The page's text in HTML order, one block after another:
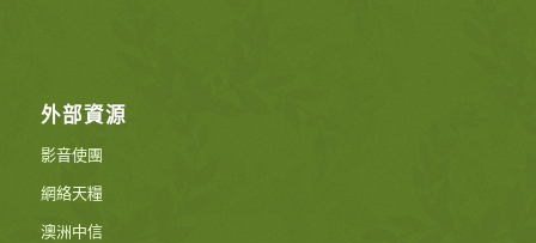
外部資源
影音使團
網絡天糧
澳洲中信